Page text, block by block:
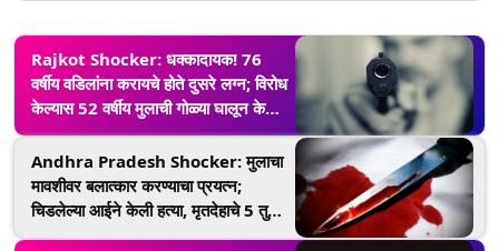
Rajkot Shocker: धक्कादायक! 76
वर्षीय वडिलांना करायचे होते दुसरे लग्न; विरोध
केल्यास 52 वर्षीय मुलाची गोळ्या घालून केली
हत्या
Andhra Pradesh Shocker: मुलाचा
मावशीवर बलात्कार करण्याचा प्रयत्न;
चिडलेल्या आईने केली हत्या, मृतदेहाचे 5 तुकडे
करून कालव्यात फेकून दिले